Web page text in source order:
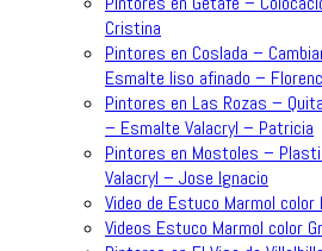
Cristina
Pintores en Coslada –
Esmalte liso afinado –
Pintores en Las Rozas –
– Esmalte Valacryl – Patricia
Pintores en Mostoles –
Valacryl – Jose Ignacio
Video de Estuco Marmol
Videos Estuco Marmol color